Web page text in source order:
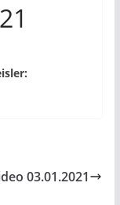
03.01.2021